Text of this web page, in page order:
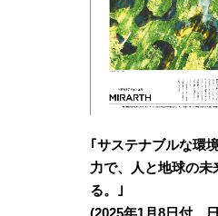
｢サステナブルな環
力で、人と地球の未
る。｣
(2025年1月8日付